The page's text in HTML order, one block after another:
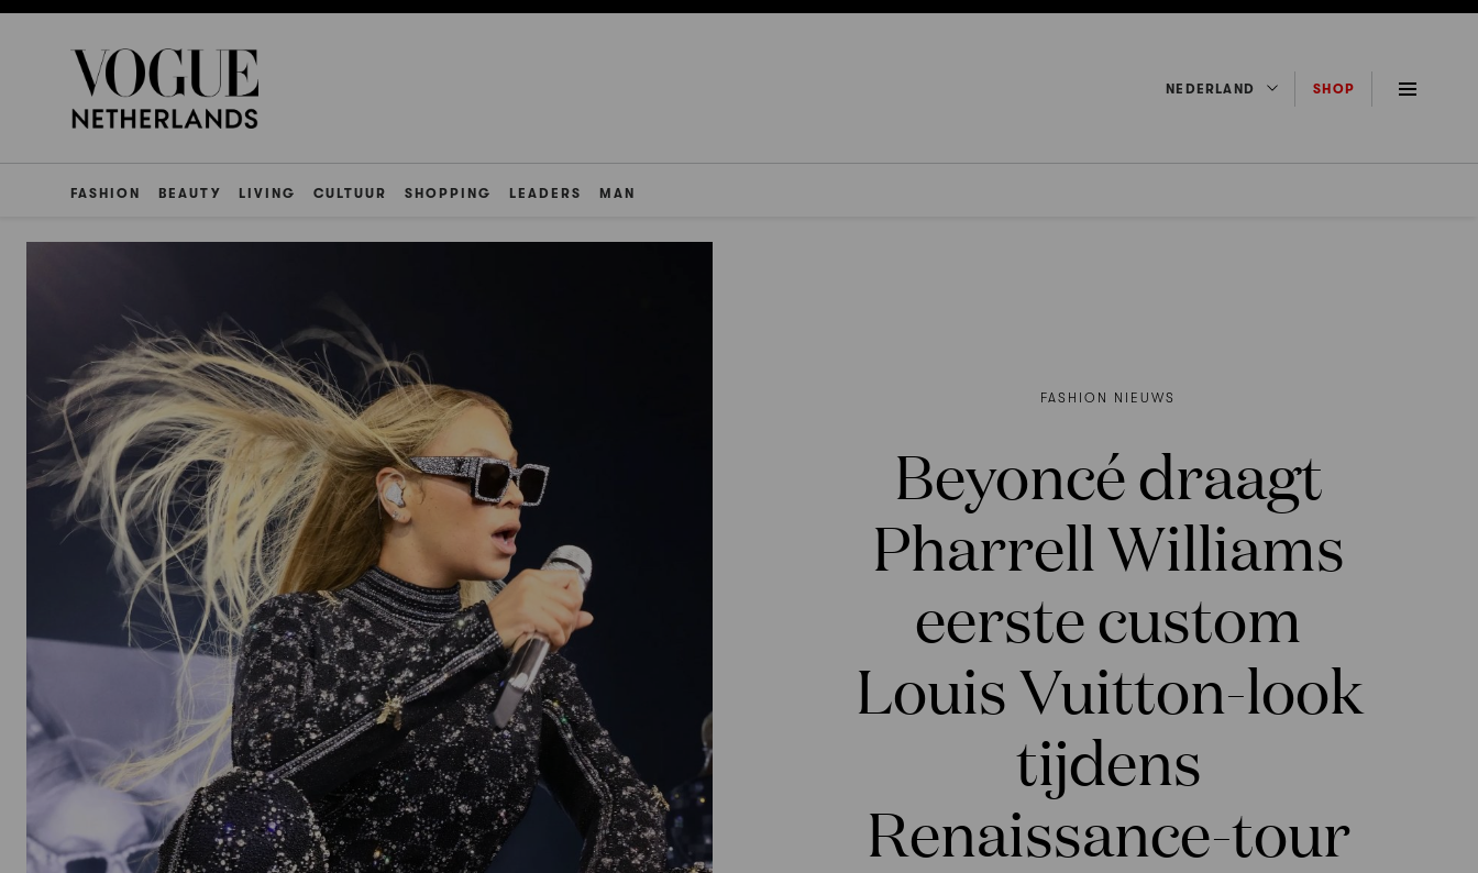
NEDERLAND SHOP
FASHION BEAUTY LIVING CULTUUR SHOPPING LEADERS MAN
FASHION NIEUWS
Beyoncé draagt
Pharrell Williams
eerste custom
Louis Vuitton-look
tijdens
Renaissance-tour